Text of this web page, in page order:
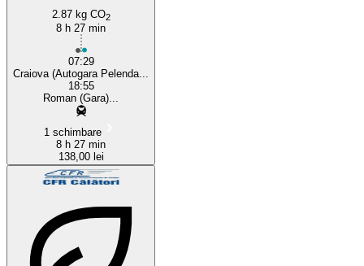
2.87 kg CO2
8 h 27 min
07:29
Craiova (Autogara Pelenda...
18:55
Roman (Gara)...
1 schimbare
8 h 27 min
138,00 lei